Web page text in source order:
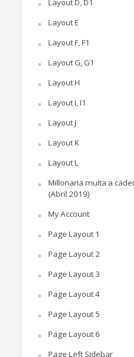
Layout D, D1
Layout E
Layout F, F1
Layout G, G1
Layout H
Layout I, I1
Layout J
Layout K
Layout L
Millonaria multa a
(Abril 2019)
My Account
Page Layout 1
Page Layout 2
Page Layout 3
Page Layout 4
Page Layout 5
Page Layout 6
Page Left Sidebar